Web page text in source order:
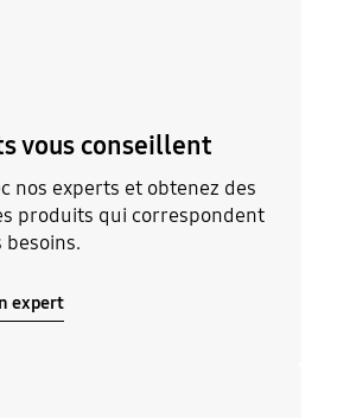
vous conseillent
nos experts et obtenez des
produits qui correspondent
besoins.
expert